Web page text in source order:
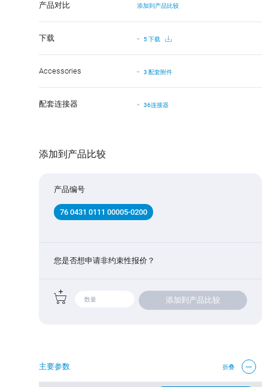
产品对比 添加到产品比较
下载 5 下载
Accessories 3 配套附件
配套连接器 36连接器
添加到产品比较
产品编号
76 0431 0111 00005-0200
您是否想申请非约束性报价？
添加到产品比较
主要参数 折叠